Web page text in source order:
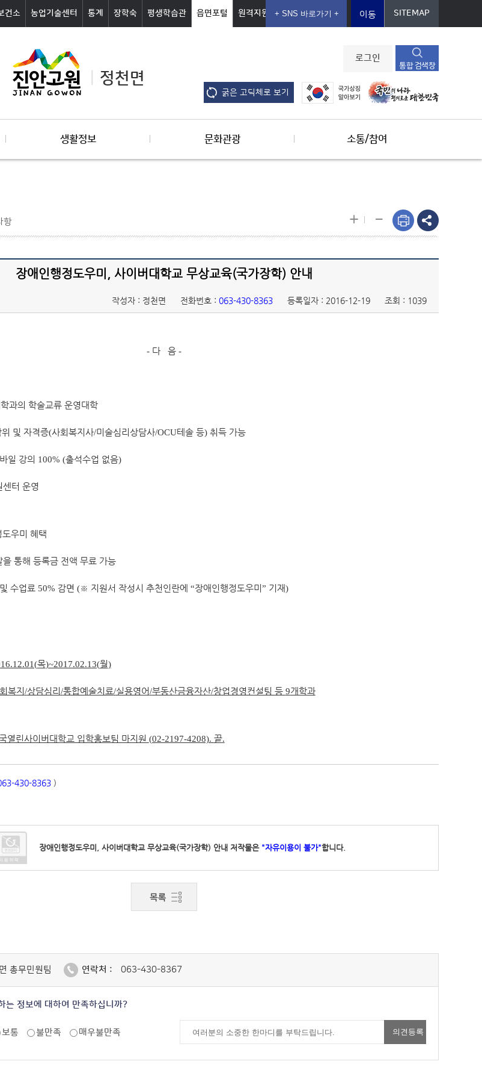
건소 농업기술센터 통계 장학숙 평생학습관 읍면포털 원격지원 이동 SITEMAP
정천면
로그인
통합 검색창
굵은 고딕체로 보기
생활정보 문화관광 소통/참여
항 + -
장애인행정도우미, 사이버대학교 무상교육(국가장학) 안내
작성자 : 정천면 전화번호 : 063-430-8363 등록일자 : 2016-12-19 조회 : 1039
- 다 음 -
과의 학술교류 운영대학
및 자격증(사회복지사/미술심리상담사/OCU테솔 등) 취득 가능
일 강의 100% (출석수업 없음)
센터 운영
도우미 혜택
을 통해 등록금 전액 무료 가능
수업료 50% 감면 (※ 지원서 작성시 추천인란에 “장애인행정도우미 ” 기재)
목)~2017.02.13(월)
복지 /상담심리 /통합예술치료/실용영어/부동산금융자산/창업경영컨설팅 등 9개학과
열린사이버대학교 입학홍보팀 마지원 (02-2197-4208). 끝.
430-8363 )
장애인행정도우미, 사이버대학교 무상교육(국가장학) 안내 저작물은 "자유이용이 불가"합니다.
총무민원팀 연락처 : 063-430-8367
는 정보에 대하여 만족하십니까?
보통 불만족 매우불만족